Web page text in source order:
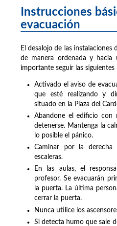
Instrucciones
evacuación
El desalojo de las instalaciones
de manera ordenada y hacia
importante seguir las siguientes
Activado el aviso de
que esté realizando y
situado en la Plaza del
Abandone el edificio con
detenerse. Mantenga la
lo posible el pánico.
Caminar por la
escaleras.
En las aulas, el
profesor. Se evacuarán
la puerta. La última
cerrar la puerta.
Nunca utilice los
Si detecta humo que sale